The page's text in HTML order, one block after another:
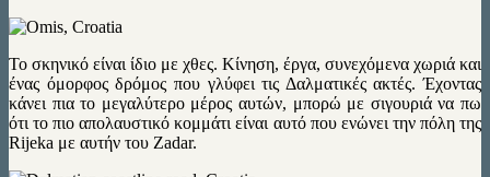
Το σκηνικό είναι ίδιο με χθες. Κίνηση, έργα, συνεχόμενα χωριά και
ένας όμορφος δρόμος που γλύφει τις Δαλματικές ακτές. Έχοντας
κάνει πια το μεγαλύτερο μέρος αυτών, μπορώ με σιγουριά να πω
ότι το πιο απολαυστικό κομμάτι είναι αυτό που ενώνει την πόλη της
Rijeka με αυτήν του Zadar.